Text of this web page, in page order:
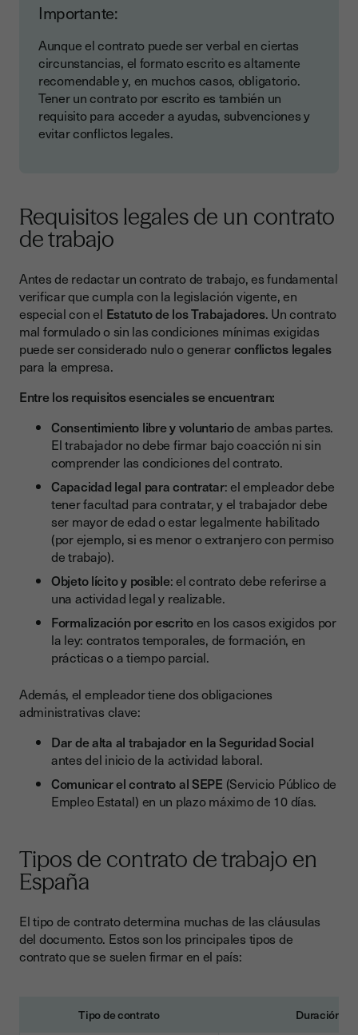
Importante:
Aunque el contrato puede ser verbal en ciertas
circunstancias, el formato escrito es altamente
recomendable y, en muchos casos, obligatorio.
Tener un contrato por escrito es también un
requisito para acceder a ayudas, subvenciones y
evitar conflictos legales.
Requisitos legales de un contrato
de trabajo
Antes de redactar un contrato de trabajo, es fundamental
verificar que cumpla con la legislación vigente, en
especial con el Estatuto de los Trabajadores. Un contrato
mal formulado o sin las condiciones mínimas exigidas
puede ser considerado nulo o generarconflictos legales
para la empresa.
Entre los requisitos esenciales se encuentran:
Consentimiento libre y voluntariode ambas partes.
El trabajador no debe firmar bajo coacción ni sin
comprender las condiciones del contrato.
Capacidad legal para contratar: el empleador debe
tener facultad para contratar, y el trabajador debe
ser mayor de edad o estar legalmente habilitado
(por ejemplo, si es menor o extranjero con permiso
de trabajo).
Objeto lícito y posible: el contrato debe referirse a
una actividad legal y realizable.
Formalización por escritoen los casos exigidos por
la ley: contratos temporales, de formación, en
prácticas o a tiempo parcial.
Además, el empleador tiene dos obligaciones
administrativas clave:
Dar de alta al trabajador en la Seguridad Social
antes del inicio de la actividad laboral.
Comunicar el contrato al SEPE (Servicio Público de
Empleo Estatal) en un plazo máximo de 10 días.
Tipos de contrato de trabajo en
España
El tipo de contrato determina muchas de las cláusulas
del documento. Estos son los principales tipos de
contrato que se suelen firmar en el país:
Tipo de contrato Duración